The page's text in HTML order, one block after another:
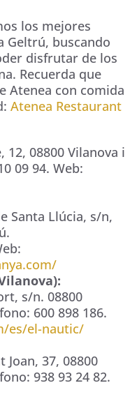
los mejores
Geltrú, buscando
disfrutar de los
Recuerda que
Atenea con comida
Atenea Restaurant
12, 08800 Vilanova i
09 94. Web:
Santa Llúcia, s/n,
.
s/n. 08800
600 898 186.
es/el-nautic/
Joan, 37, 08800
938 93 24 82.